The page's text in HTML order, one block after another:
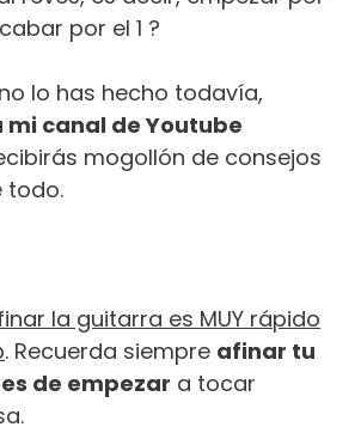
por el 1 ?
lo has hecho todavía,
canal de Youtube
mogollón de consejos
todo.
la guitarra es MUY rápido
. Recuerda siempre afinar tu
de empezar a tocar